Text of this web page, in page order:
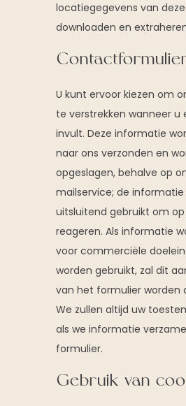
locatiegegevens van
downloaden en
U kunt ervoor kiezen om
te verstrekken wanneer u
invult. Deze informatie
naar ons verzonden en
opgeslagen, behalve op
mailservice; de
uitsluitend gebruikt om
reageren. Als informatie
voor commerciële
worden gebruikt, zal dit
van het formulier worden
We zullen altijd uw
als we informatie
formulier.
Gebruik van